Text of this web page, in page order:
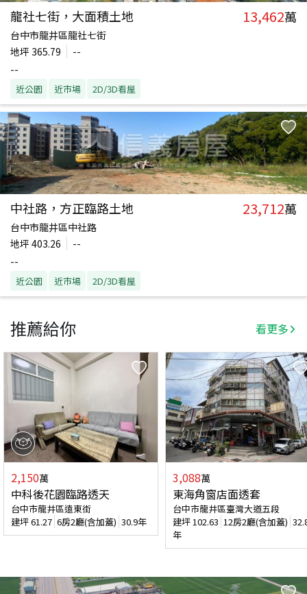
龍社七街，大面積土地 13,462萬
台中市龍井區龍社七街
地坪 365.79
--
--
近公園 近市場 2D/3D看屋
中社路，方正臨路土地 23,712萬
台中市龍井區中社路
地坪 403.26
--
--
近公園 近市場 2D/3D看屋
推薦給你 看更多
2,150萬
中科後花園臨路透天
台中市龍井區遠東街
建坪61.27 6房2廳(含加蓋) 30.9年
3,088萬
東海角窗店面透套
台中市龍井區臺灣大道五段
建坪102.63 12房2廳(含加蓋)
年